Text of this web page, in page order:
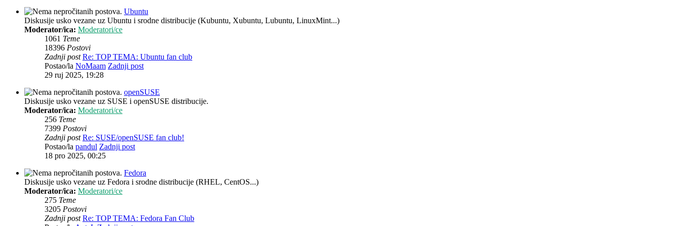
Ubuntu
Diskusije usko vezane uz Ubuntu i srodne distribucije (Kubuntu, Xubuntu, Lubuntu, LinuxMint...)
Moderator/ica: Moderatori/ce
1061 Teme
18396 Postovi
Zadnji post Re: TOP TEMA: Ubuntu fan club
Postao/la NoMaam Zadnji post
29 ruj 2025, 19:28
openSUSE
Diskusije usko vezane uz SUSE i openSUSE distribucije.
Moderator/ica: Moderatori/ce
256 Teme
7399 Postovi
Zadnji post Re: SUSE/openSUSE fan club!
Postao/la pandul Zadnji post
18 pro 2025, 00:25
Fedora
Diskusije usko vezane uz Fedora i srodne distribucije (RHEL, CentOS...)
Moderator/ica: Moderatori/ce
275 Teme
3205 Postovi
Zadnji post Re: TOP TEMA: Fedora Fan Club